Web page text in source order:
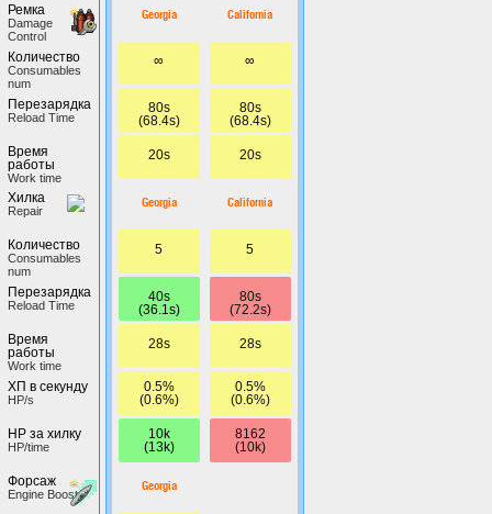
Ремка
Damage
Control
Количество
Сonsumables
num
Перезарядка
Reload Time
Время
работы
Work time
Хилка
Repair
Количество
Сonsumables
num
Перезарядка
Reload Time
Время
работы
Work time
ХП в секунду
HP/s
HP за хилку
HP/time
Форсаж
Engine Boost
Georgia
∞
80s
(68.4s)
20s
Georgia
5
40s
(36.1s)
28s
0.5%
(0.6%)
10k
(13k)
Georgia
California
∞
80s
(68.4s)
20s
California
5
80s
(72.2s)
28s
0.5%
(0.6%)
8162
(10k)